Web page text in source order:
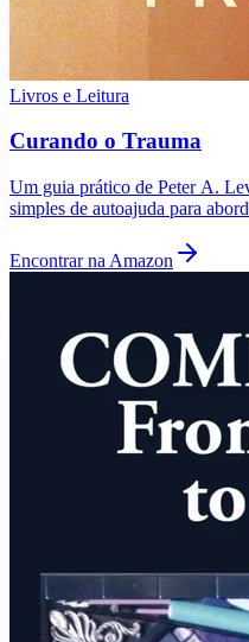
Livros e Leitura
Curando o Trauma
Um guia prático de Peter A.
simples de autoajuda para
Encontrar na Amazon